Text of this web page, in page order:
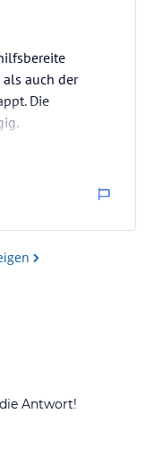
auch der
Die
Antwort!